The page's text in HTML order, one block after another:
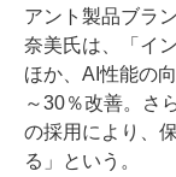
アント製品ブラ
奈美氏は、「イ
ほか、AI性能の
～30％改善。さ
の採用により、
る」という。